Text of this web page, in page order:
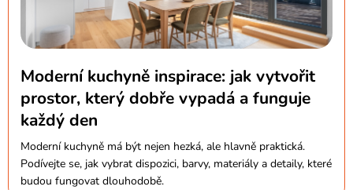
Moderní kuchyně inspirace: jak vytvořit
prostor, který dobře vypadá a funguje
každý den
Moderní kuchyně má být nejen hezká, ale hlavně praktická.
Podívejte se, jak vybrat dispozici, barvy, materiály a detaily, které
budou fungovat dlouhodobě.